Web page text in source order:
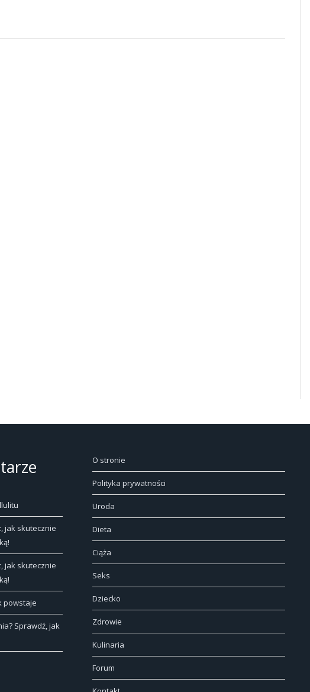
jak skutecznie
jak skutecznie
powstaje
Sprawdź, jak
O stronie
Polityka prywatności
Uroda
Dieta
Ciąża
Seks
Dziecko
Zdrowie
Kulinaria
Forum